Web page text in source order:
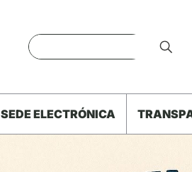
SEDE ELECTRÓNICA